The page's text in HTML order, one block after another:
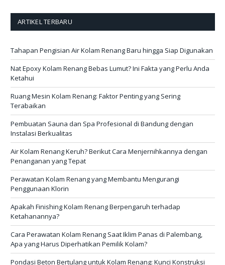
ARTIKEL TERBARU
Tahapan Pengisian Air Kolam Renang Baru hingga Siap Digunakan
Nat Epoxy Kolam Renang Bebas Lumut? Ini Fakta yang Perlu Anda
Ketahui
Ruang Mesin Kolam Renang: Faktor Penting yang Sering
Terabaikan
Pembuatan Sauna dan Spa Profesional di Bandung dengan
Instalasi Berkualitas
Air Kolam Renang Keruh? Berikut Cara Menjernihkannya dengan
Penanganan yang Tepat
Perawatan Kolam Renang yang Membantu Mengurangi
Penggunaan Klorin
Apakah Finishing Kolam Renang Berpengaruh terhadap
Ketahanannya?
Cara Perawatan Kolam Renang Saat Iklim Panas di Palembang,
Apa yang Harus Diperhatikan Pemilik Kolam?
Pondasi Beton Bertulang untuk Kolam Renang: Kunci Konstruksi